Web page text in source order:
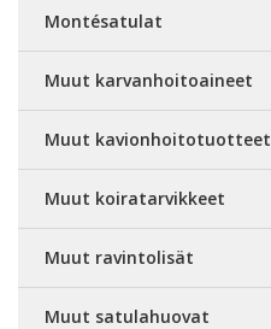
Montésatulat
Muut karvanhoitoaineet
Muut kavionhoitotuotteet
Muut koiratarvikkeet
Muut ravintolisät
Muut satulahuovat